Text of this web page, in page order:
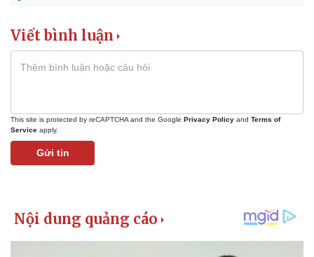
Viết bình luận
This site is protected by reCAPTCHA and the Google Privacy Policy and Terms of
Service apply.
Gửi tin